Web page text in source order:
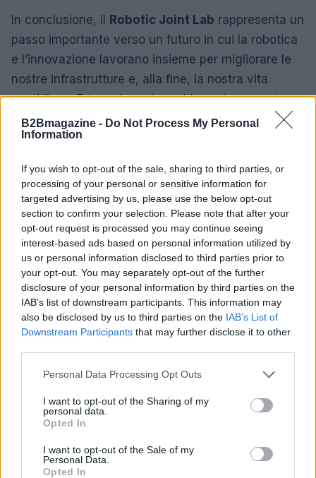
B2Bmagazine - Do Not Process My Personal
Information
If you wish to opt-out of the sale, sharing to third parties, or
processing of your personal or sensitive information for
targeted advertising by us, please use the below opt-out
section to confirm your selection. Please note that after your
opt-out request is processed you may continue seeing
interest-based ads based on personal information utilized by
us or personal information disclosed to third parties prior to
your opt-out. You may separately opt-out of the further
disclosure of your personal information by third parties on the
IAB’s list of downstream participants. This information may
also be disclosed by us to third parties on the IAB’s List of
Downstream Participants that may further disclose it to other
Please note that this website/app uses one or more Google
not limited to your visit or usage behaviour. You may click to
grant or deny consent to Google and its third-party tags to
use your data for below specified purposes in below Google
consent section.
Personal Data Processing Opt Outs
I want to opt-out of the Sharing of my
personal data.
Opted In
I want to opt-out of the Sale of my
Personal Data.
Opted In
In conclusione, il Robotic Joint Lab rappresenta un
passo importante verso un futuro in cui la robotica
e l’innovazione lavorano insieme per migliorare le
nostre infrastrutture e, alla fine, la nostra vita
quotidiana. E tu, sei pronto a abbracciare questa
rivoluzione?
AUTORE
AiAdhubMedia